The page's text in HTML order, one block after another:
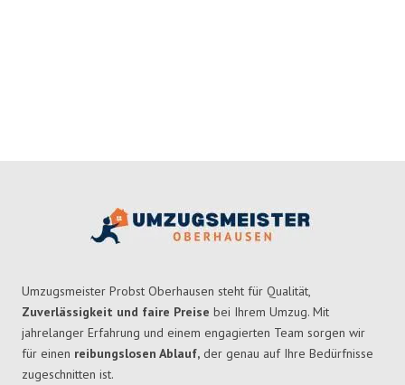
Umzugsmeister Probst Oberhausen steht für Qualität,
Zuverlässigkeit und faire Preise bei Ihrem Umzug. Mit
jahrelanger Erfahrung und einem engagierten Team sorgen wir
für einen reibungslosen Ablauf, der genau auf Ihre Bedürfnisse
zugeschnitten ist.